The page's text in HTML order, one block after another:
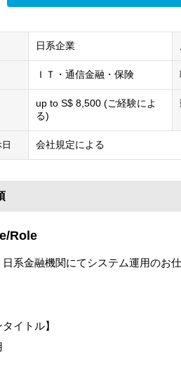
日系企業
ＩＴ・通信金融・保険
up to S$ 8,500 (ご経験によ
る)
会社規定による
Role
日系金融機関にてシステム運用の
イトル】